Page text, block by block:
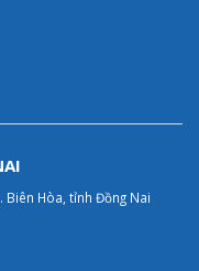
Biên Hòa, tỉnh Đồng Nai